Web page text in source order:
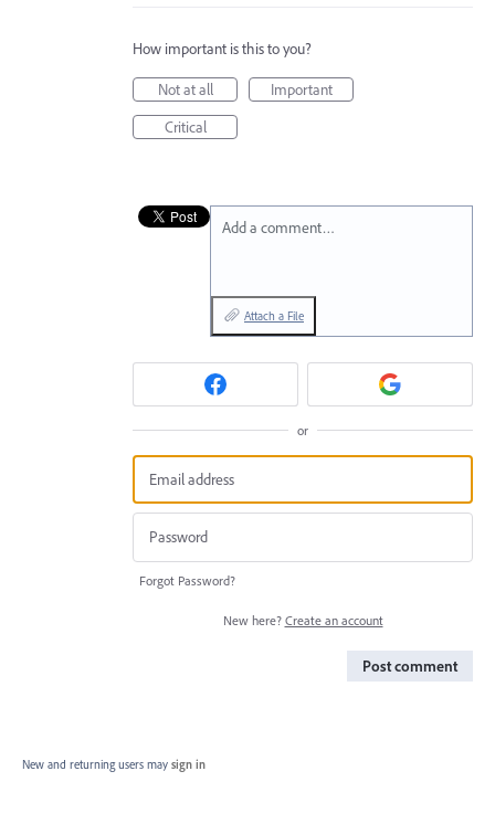
How important is this to you?
Not at all
Important
Critical
Add a comment…
Attach a File
or
Forgot Password?
New here? Create an account
Post comment
New and returning users may sign in